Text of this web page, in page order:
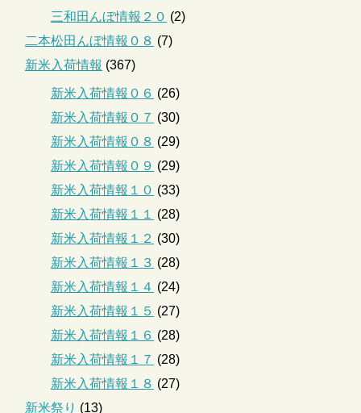
三和田んぼ情報２０ (2)
二本松田んぼ情報０８ (7)
新米入荷情報 (367)
新米入荷情報０６ (26)
新米入荷情報０７ (30)
新米入荷情報０８ (29)
新米入荷情報０９ (29)
新米入荷情報１０ (33)
新米入荷情報１１
(28)
新米入荷情報１２ (30)
新米入荷情報１３ (28)
新米入荷情報１４ (24)
新米入荷情報１５ (27)
新米入荷情報１６ (28)
新米入荷情報１７ (28)
新米入荷情報１８ (27)
新米祭り (13)